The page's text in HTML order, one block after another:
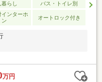
暮らし バス・トイレ別
インターホ
ン
オートロック付き
万円